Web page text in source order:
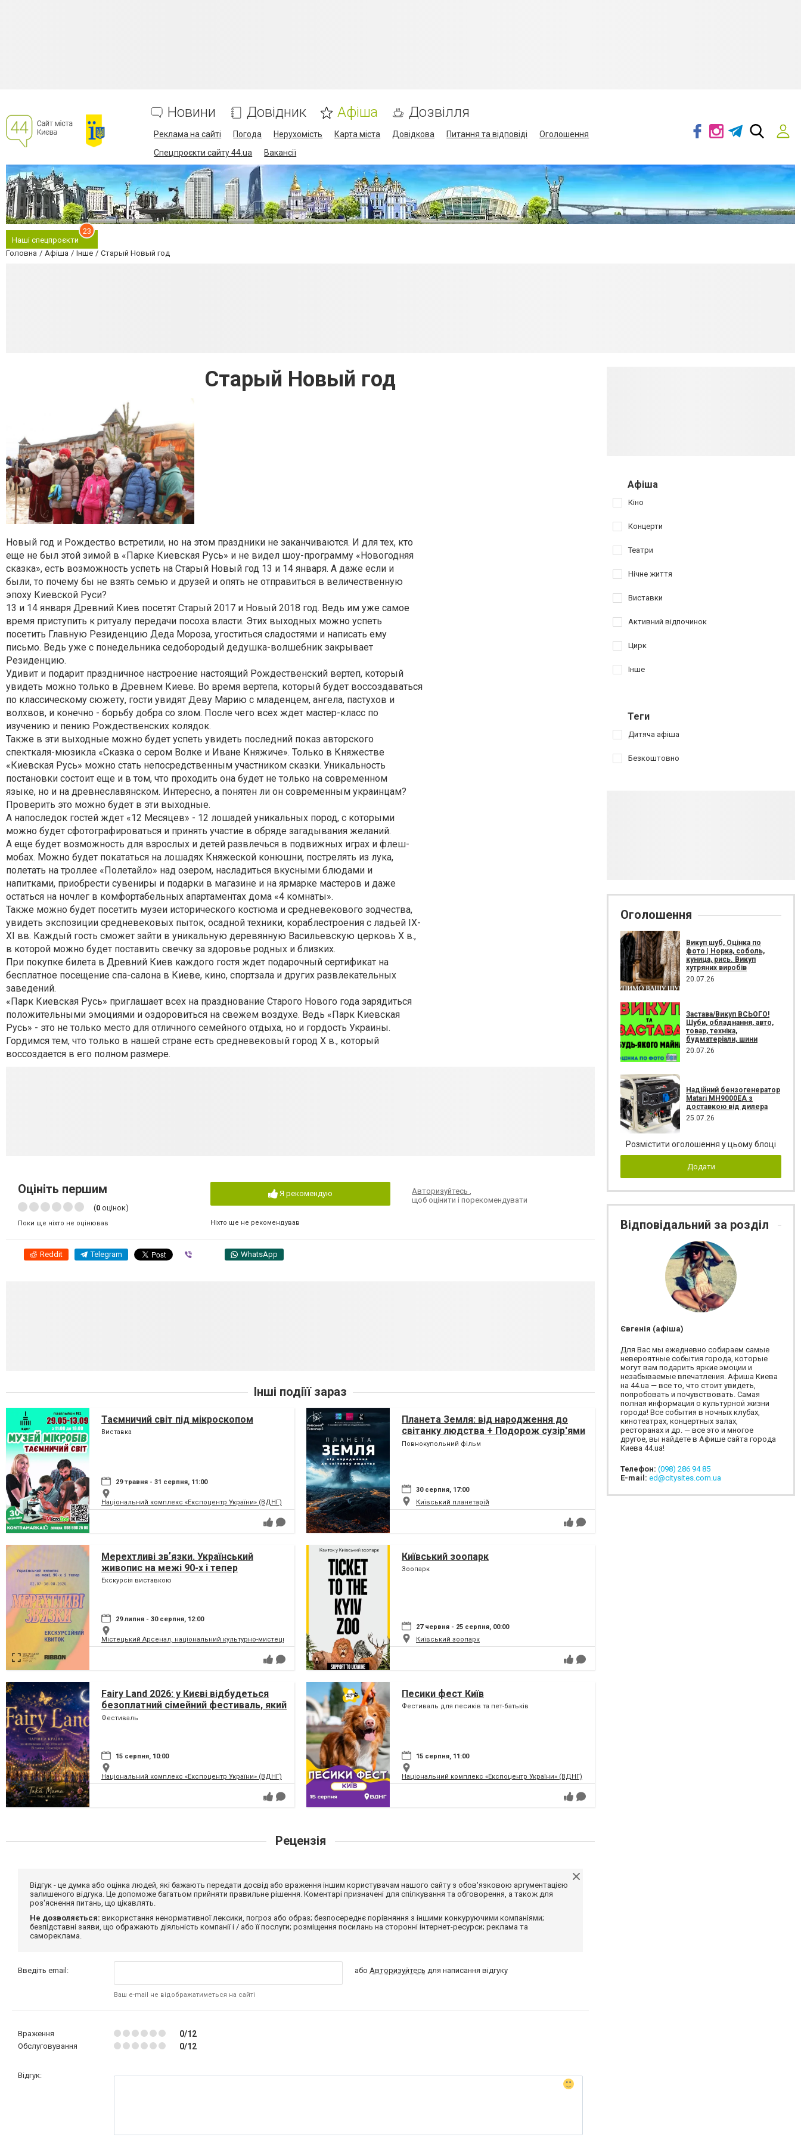
Новини Довідник Афіша Дозвілля
Реклама на сайті Погода Нерухомість Карта міста Довідкова Питання та відповіді
Оголошення
Спецпроєкти сайту 44.ua
Вакансії
Наші спецпроєкти
23
Головна Афіша Інше Старый Новый год
Старый Новый год
Новый год и Рождество встретили, но на этом праздники не заканчиваются. И для тех, кто
еще не был этой зимой в «Парке Киевская Русь» и не видел шоу-программу «Новогодняя
сказка», есть возможность успеть на Старый Новый год 13 и 14 января. А даже если и
были, то почему бы не взять семью и друзей и опять не отправиться в величественную
эпоху Киевской Руси?
13 и 14 января Древний Киев посетят Старый 2017 и Новый 2018 год. Ведь им уже самое
время приступить к ритуалу передачи посоха власти. Этих выходных можно успеть
посетить Главную Резиденцию Деда Мороза, угоститься сладостями и написать ему
письмо. Ведь уже с понедельника седобородый дедушка-волшебник закрывает
Резиденцию.
Удивит и подарит праздничное настроение настоящий Рождественский вертеп, который
увидеть можно только в Древнем Киеве. Во время вертепа, который будет воссоздаваться
по классическому сюжету, гости увидят Деву Марию с младенцем, ангела, пастухов и
волхвов, и конечно - борьбу добра со злом. После чего всех ждет мастер-класс по
изучению и пению Рождественских колядок.
Также в эти выходные можно будет успеть увидеть последний показ авторского
спекткаля-мюзикла «Сказка о сером Волке и Иване Княжиче». Только в Княжестве
«Киевская Русь» можно стать непосредственным участником сказки. Уникальность
постановки состоит еще и в том, что проходить она будет не только на современном
языке, но и на древнеславянском. Интересно, а понятен ли он современным украинцам?
Проверить это можно будет в эти выходные.
А напоследок гостей ждет «12 Месяцев» - 12 лошадей уникальных пород, с которыми
можно будет сфотографироваться и принять участие в обряде загадывания желаний.
А еще будет возможность для взрослых и детей развлечься в подвижных играх и флеш-
мобах. Можно будет покататься на лошадях Княжеской конюшни, пострелять из лука,
полетать на троллее «Полетайло» над озером, насладиться вкусными блюдами и
напитками, приобрести сувениры и подарки в магазине и на ярмарке мастеров и даже
остаться на ночлег в комфортабельных апартаментах дома «4 комнаты».
Также можно будет посетить музеи исторического костюма и средневекового зодчества,
увидеть экспозиции средневековых пыток, осадной техники, кораблестроения с ладьей IX-
XI вв. Каждый гость сможет зайти в уникальную деревянную Васильевскую церковь Х в.,
в которой можно будет поставить свечку за здоровье родных и близких.
При покупке билета в Древний Киев каждого гостя ждет подарочный сертификат на
бесплатное посещение спа-салона в Киеве, кино, спортзала и других развлекательных
заведений.
«Парк Киевская Русь» приглашает всех на празднование Старого Нового года зарядиться
положительными эмоциями и оздоровиться на свежем воздухе. Ведь «Парк Киевская
Русь» - это не только место для отличного семейного отдыха, но и гордость Украины.
Гордимся тем, что только в нашей стране есть средневековый город Х в., который
воссоздается в его полном размере.
Оцініть першим
(0 оцінок)
Поки ще ніхто не оцінював
Я рекомендую
Ніхто ще не рекомендував
Авторизуйтесь
щоб оцінити і порекомендувати
Reddit Telegram WhatsApp
Інші подіїї зараз
Таємничий світ під мікроскопом
Виставка
29 травня - 31 серпня, 11:00
Національний комплекс «Експоцентр України» (ВДНГ)
Планета Земля: від народження до
світанку людства + Подорож сузір'ями
(класична програма)
Повнокупольний фільм
30 серпня, 17:00
Київський планетарій
Мерехтливі звʼязки. Український
живопис на межі 90-х і тепер
Екскурсія виставкою
29 липня - 30 серпня, 12:00
Містецький Арсенал, національний культурно-мистецький та музейний комплекс
Київський зоопарк
Зоопарк
27 червня - 25 серпня, 00:00
Київський зоопарк
Fairy Land 2026: у Києві відбудеться
безоплатний сімейний фестиваль, який
перетворить парк на ВДНГ на чарівну
Фестиваль
15 серпня, 10:00
Національний комплекс «Експоцентр України» (ВДНГ)
Песики фест Київ
Фестиваль для песиків та пет-батьків
15 серпня, 11:00
Національний комплекс «Експоцентр України» (ВДНГ)
Рецензія
Відгук - це думка або оцінка людей, які бажають передати досвід або враження іншим користувачам нашого сайту з обов'язковою аргументацією
залишеного відгука. Це допоможе багатьом прийняти правильне рішення. Коментарі призначені для спілкування та обговорення, а також для
роз'яснення питань, що цікавлять.
Не дозволяється: використання ненормативної лексики, погроз або образ; безпосереднє порівняння з іншими конкуруючими компаніями;
безпідставні заяви, що ображають діяльність компанії і / або її послуги; розміщення посилань на сторонні інтернет-ресурси; реклама та
самореклама.
Введіть email:
Ваш e-mail не відображатиметься на сайті
або Авторизуйтесь для написання відгуку
Враження 0/12
Обслуговування 0/12
Відгук:
Афіша
Кіно
Концерти
Театри
Нічне життя
Виставки
Активний відпочинок
Цирк
Інше
Теги
Дитяча афіша
Безкоштовно
Оголошення
Викуп шуб, Оцінка по
фото | Норка, соболь,
куница, рись. Викуп
хутряних виробів
20.07.26
Застава/Викуп ВСЬОГО!
Шуби, обладнання, авто,
товар, техніка,
будматеріали, шини
20.07.26
Надійний бензогенератор
Matari MH9000EA з
доставкою від дилера
25.07.26
Розмістити оголошення у цьому блоці
Додати
Відповідальний за розділ
Євгенія (афіша)
Для Вас мы ежедневно собираем самые
невероятные события города, которые
могут вам подарить яркие эмоции и
незабываемые впечатления. Афиша Киева
на 44.ua — все то, что стоит увидеть,
попробовать и почувствовать. Самая
полная информация о культурной жизни
города! Все события в ночных клубах,
кинотеатрах, концертных залах,
ресторанах и др. — все это и многое
другое, вы найдете в Афише сайта города
Киева 44.ua!
Телефон: (098) 286 94 85
E-mail: ed@citysites.com.ua